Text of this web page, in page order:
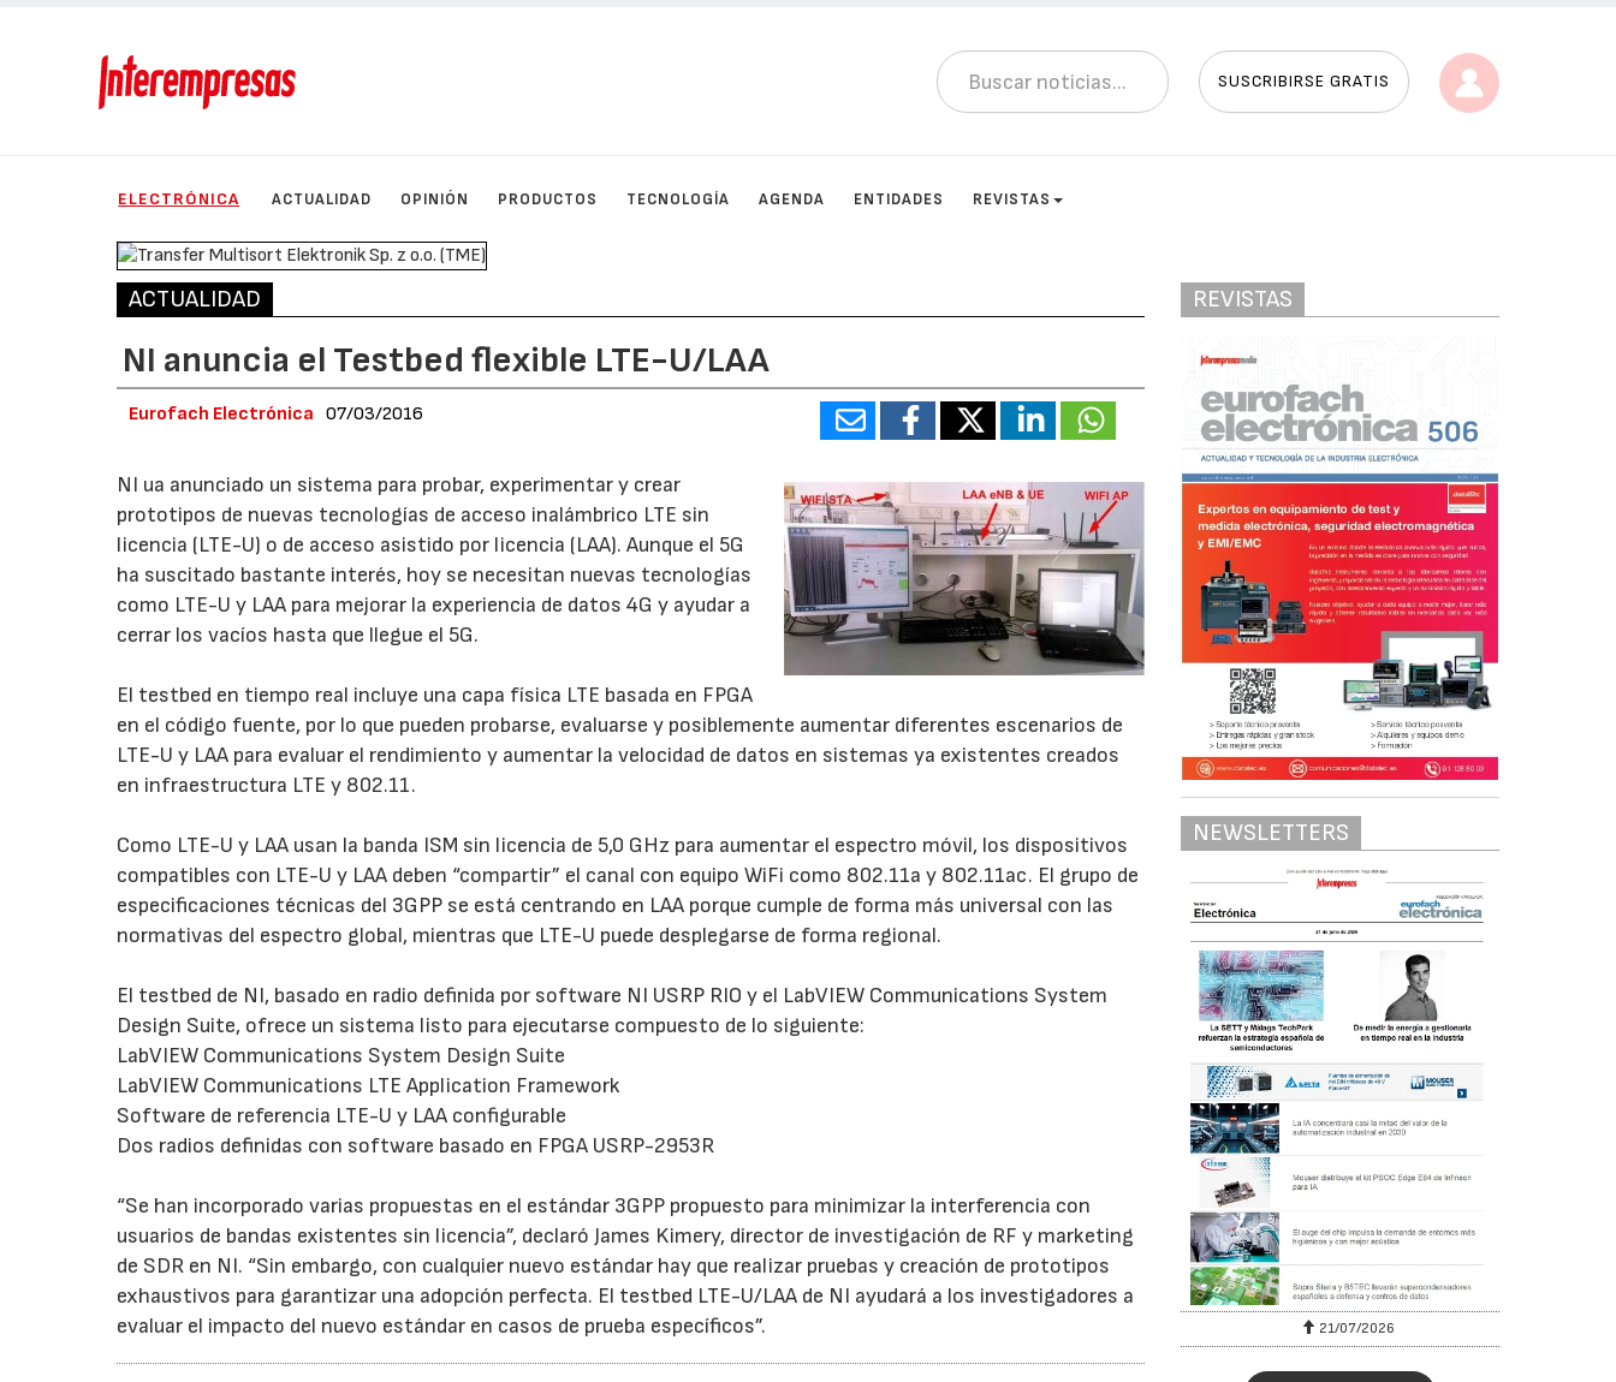
SUSCRIBIRSE GRATIS
ELECTRÓNICA ACTUALIDAD OPINIÓN PRODUCTOS TECNOLOGÍA AGENDA ENTIDADES REVISTAS
ACTUALIDAD
NI anuncia el Testbed flexible LTE-U/LAA
Eurofach Electrónica 07/03/2016
NI ua anunciado un sistema para probar, experimentar y crear
prototipos de nuevas tecnologías de acceso inalámbrico LTE sin
licencia (LTE-U) o de acceso asistido por licencia (LAA). Aunque el 5G
ha suscitado bastante interés, hoy se necesitan nuevas tecnologías
como LTE-U y LAA para mejorar la experiencia de datos 4G y ayudar a
cerrar los vacíos hasta que llegue el 5G.
El testbed en tiempo real incluye una capa física LTE basada en FPGA
en el código fuente, por lo que pueden probarse, evaluarse y posiblemente aumentar diferentes escenarios de
LTE-U y LAA para evaluar el rendimiento y aumentar la velocidad de datos en sistemas ya existentes creados
en infraestructura LTE y 802.11.
Como LTE-U y LAA usan la banda ISM sin licencia de 5,0 GHz para aumentar el espectro móvil, los dispositivos
compatibles con LTE-U y LAA deben “compartir” el canal con equipo WiFi como 802.11a y 802.11ac. El grupo de
especificaciones técnicas del 3GPP se está centrando en LAA porque cumple de forma más universal con las
normativas del espectro global, mientras que LTE-U puede desplegarse de forma regional.
El testbed de NI, basado en radio definida por software NI USRP RIO y el LabVIEW Communications System
Design Suite, ofrece un sistema listo para ejecutarse compuesto de lo siguiente:
LabVIEW Communications System Design Suite
LabVIEW Communications LTE Application Framework
Software de referencia LTE-U y LAA configurable
Dos radios definidas con software basado en FPGA USRP-2953R
“Se han incorporado varias propuestas en el estándar 3GPP propuesto para minimizar la interferencia con
usuarios de bandas existentes sin licencia”, declaró James Kimery, director de investigación de RF y marketing
de SDR en NI. “Sin embargo, con cualquier nuevo estándar hay que realizar pruebas y creación de prototipos
exhaustivos para garantizar una adopción perfecta. El testbed LTE-U/LAA de NI ayudará a los investigadores a
evaluar el impacto del nuevo estándar en casos de prueba específicos”.
REVISTAS
NEWSLETTERS
21/07/2026 21/07/2026